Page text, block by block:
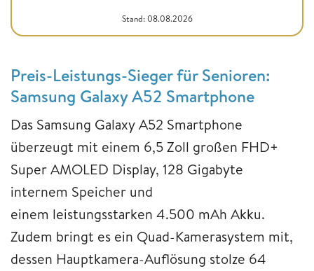
Stand: 08.08.2026
Preis-Leistungs-Sieger für Senioren:
Samsung Galaxy A52 Smartphone
Das Samsung Galaxy A52 Smartphone
überzeugt mit einem 6,5 Zoll großen FHD+
Super AMOLED Display, 128 Gigabyte
internem Speicher und
einem leistungsstarken 4.500 mAh Akku.
Zudem bringt es ein Quad-Kamerasystem mit,
dessen Hauptkamera-Auflösung stolze 64